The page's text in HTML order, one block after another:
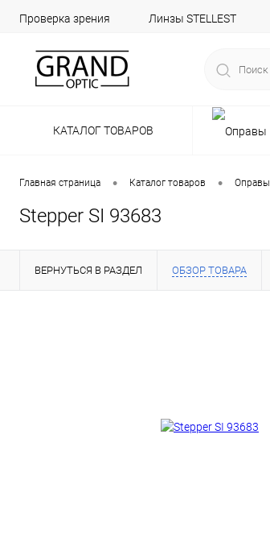
Проверка зрения Линзы STELLEST
КАТАЛОГ ТОВАРОВ
Главная страница • Каталог товаров • Оправы
Stepper SI 93683
ВЕРНУТЬСЯ В РАЗДЕЛ ОБЗОР ТОВАРА